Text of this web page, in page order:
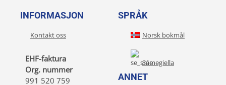
INFORMASJON
Kontakt oss
EHF-faktura
Org. nummer
991 520 759
SPRÅK
Norsk bokmål
Sámegiella
ANNET